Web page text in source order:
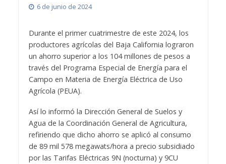
6 de junio de 2024
Durante el primer cuatrimestre de este 2024, los
productores agrícolas del Baja California lograron
un ahorro superior a los 104 millones de pesos a
través del Programa Especial de Energía para el
Campo en Materia de Energía Eléctrica de Uso
Agrícola (PEUA).
Así lo informó la Dirección General de Suelos y
Agua de la Coordinación General de Agricultura,
refiriendo que dicho ahorro se aplicó al consumo
de 89 mil 578 megawats/hora a precio subsidiado
por las Tarifas Eléctricas 9N (nocturna) y 9CU